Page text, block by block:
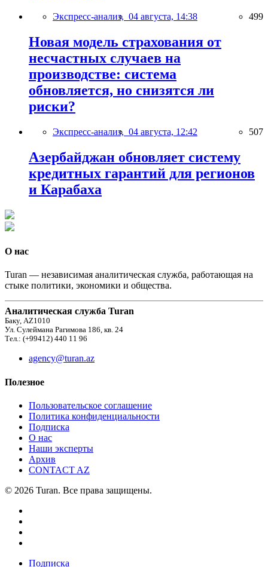
Экспресс-анализ, 04 августа, 14:38 499
Новая модель страхования от
несчастных случаев на
производстве: система
обновляется, но снизятся ли
риски?
Экспресс-анализ, 04 августа, 12:42 507
Азербайджан обновляет систему
кредитных гарантий для регионов
и Карабаха
О нас
Turan — независимая аналитическая служба, работающая на
стыке политики, экономики и общества.
Аналитическая служба Turan
Баку, AZ1010
Ул. Сулеймана Рагимова 186, кв. 24
Тел.: (+99412) 440 11 96
agency@turan.az
Полезное
Пользовательское соглашение
Политика конфиденциальности
Подписка
О нас
Наши эксперты
Архив
CONTACT AZ
© 2026 Turan. Все права защищены.
Подписка